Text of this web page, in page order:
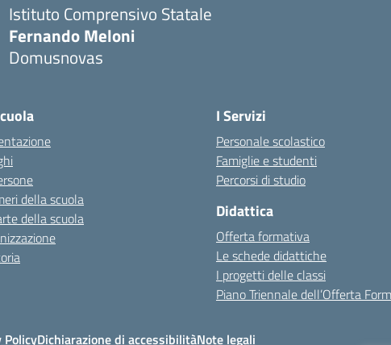
Istituto Comprensivo Statale
Fernando Meloni
Domusnovas
della scuola
della scuola
I Servizi
Personale scolastico
Famiglie e studenti
Percorsi di studio
Didattica
Offerta formativa
Le schede didattiche
I progetti delle classi
Piano Triennale dell’Offerta
PolicyDichiarazione di accessibilitàNote legali